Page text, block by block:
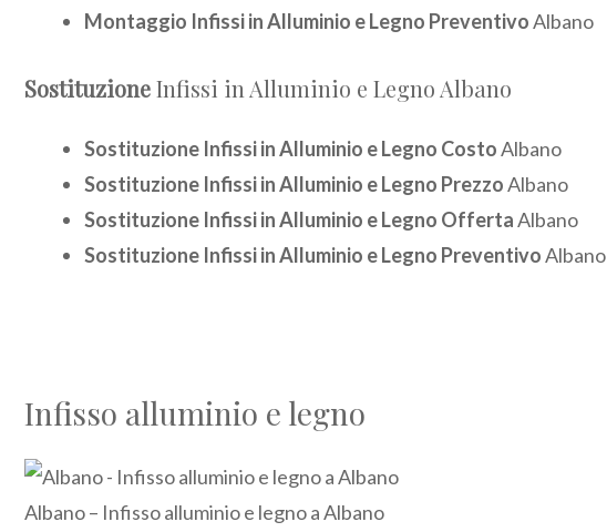
Montaggio Infissi in Alluminio e Legno PreventivoAlbano
SostituzioneInfissi in Alluminio e Legno Albano
Sostituzione Infissi in Alluminio e Legno CostoAlbano
Sostituzione Infissi in Alluminio e Legno PrezzoAlbano
Sostituzione Infissi in Alluminio e Legno OffertaAlbano
Sostituzione Infissi in Alluminio e Legno PreventivoAlbano
Infisso alluminio e legno
Albano – Infisso alluminio e legno a Albano